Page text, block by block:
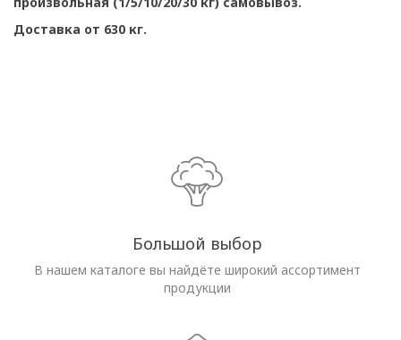
Доставка от 630 кг.
Большой выбор
В нашем каталоге вы найдёте широкий ассортимент
продукции